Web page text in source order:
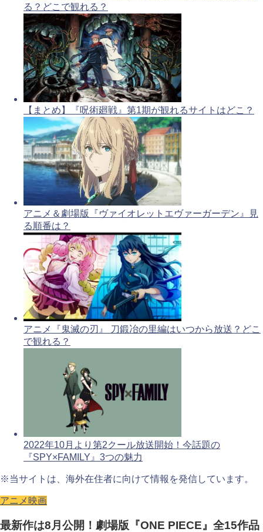
る？どこで観れる？
【まとめ】『呪術廻戦』第1期が観れるサイトはどこ？
アニメ＆劇場版『ヴァイオレットエヴァーガーデン』見
る順番は？
アニメ『鬼滅の刃』 刀鍛冶の里編はいつから放送？どこ
で観れる？
2022年10月より第2クール放送開始！今話題の
『SPY×FAMILY』3つの魅力
※当サイトは、海外在住者に向けて情報を発信しています。
アニメ映画
最新作は8月公開！劇場版『ONE PIECE』全15作品